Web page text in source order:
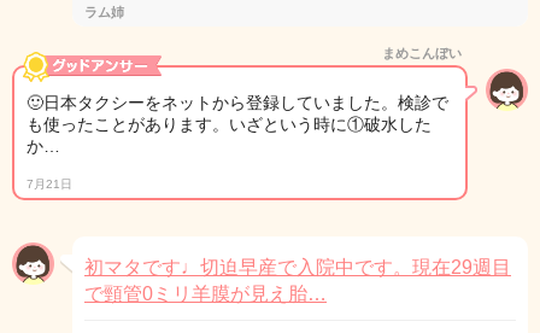
ラム姉
まめこんぼい
🙂日本タクシーをネットから登録していました。検診で
も使ったことがあります。いざという時に①破水した
か…
7月21日
初マタです♩切迫早産で入院中です。現在29週目
で頸管0ミリ羊膜が見え胎…